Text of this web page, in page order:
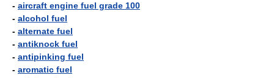
- aircraft engine fuel grade 100
- alcohol fuel
- alternate fuel
- antiknock fuel
- antipinking fuel
- aromatic fuel